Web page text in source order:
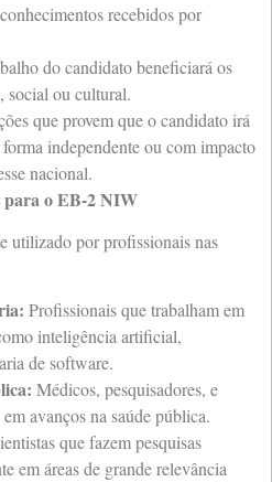
recebidos por
do candidato beneficiará os
social ou cultural.
que provem que o candidato irá
independente ou com impacto
nacional.
para o EB-2 NIW
utilizado por profissionais nas
Profissionais que trabalham em
inteligência artificial,
de software.
Médicos, pesquisadores, e
avanços na saúde pública.
que fazem pesquisas
em áreas de grande relevância